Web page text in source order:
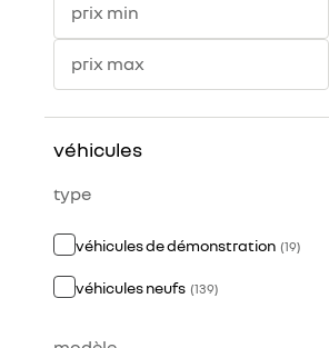
prix min
prix max
véhicules
type
véhicules de démonstration (19)
véhicules neufs (139)